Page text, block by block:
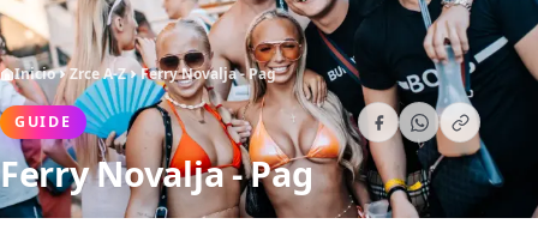
Inicio Zrce A-Z Ferry Novalja - Pag
GUIDE
Ferry Novalja - Pag